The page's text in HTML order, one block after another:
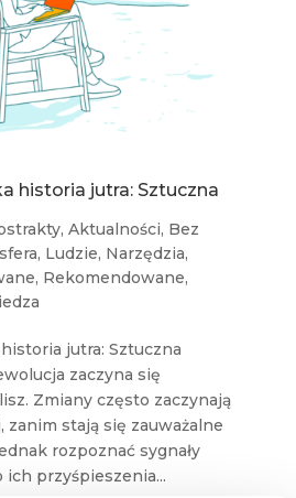
historia jutra: Sztuczna
, Aktualności, Bez
, Ludzie, Narzędzia,
, Rekomendowane,
jutra: Sztuczna
zaczyna się
Zmiany często zaczynają
zanim stają się zauważalne
rozpoznać sygnały
przyśpieszenia...